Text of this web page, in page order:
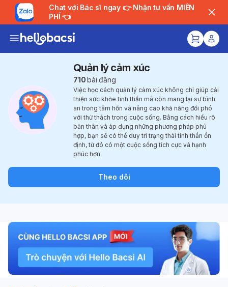
Chat với Bác sĩ ngay 👉 Nhận tư vấn MIỄN
PHÍ 👈
Quản lý cảm xúc
710bài đăng
Việc học cách quản lý cảm xúc không chỉ giúp cải
thiện sức khỏe tinh thần mà còn mang lại sự bình
an trong tâm hồn và nâng cao khả năng đối phó
với thử thách trong cuộc sống. Bằng cách hiểu rõ
bản thân và áp dụng những phương pháp phù
hợp, bạn sẽ có thể duy trì trạng thái tinh thần ổn
định, từ đó có một cuộc sống tích cực và hạnh
phúc hơn.
Theo dõi